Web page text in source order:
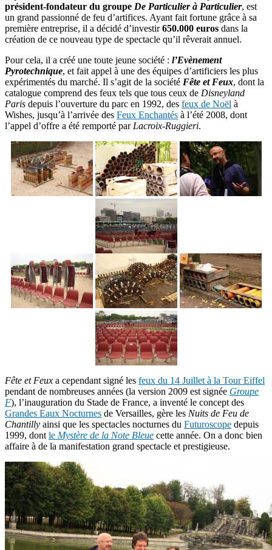
président-fondateur du groupe De Particulier à Particulier, est
un grand passionné de feu d’artifices. Ayant fait fortune grâce à sa
première entreprise, il a décidé d’investir650.000 euros dans la
création de ce nouveau type de spectacle qu’il rêverait annuel.
Pour cela, il a créé une toute jeune société : l’Evènement
Pyrotechnique, et fait appel à une des équipes d’artificiers les plus
expérimentés du marché. Il s’agit de la société Fête et Feux, dont la
catalogue comprend des feux tels que tous ceux de Disneyland
Paris depuis l’ouverture du parc en 1992, des feux de Noël à
Wishes, jusqu’à l’arrivée des Feux Enchantés à l’été 2008, dont
l’appel d’offre a été remporté par Lacroix-Ruggieri.
Fête et Feux a cependant signé les feux du 14 Juillet à la Tour Eiffel
pendant de nombreuses années (la version 2009 est signée Groupe
F), l’inauguration du Stade de France, a inventé le concept des
Grandes Eaux Nocturnes de Versailles, gère les Nuits de Feu de
Chantilly ainsi que les spectacles nocturnes du Futuroscope depuis
1999, dont le Mystère de la Note Bleue cette année. On a donc bien
affaire à de la manifestation grand spectacle et prestigieuse.